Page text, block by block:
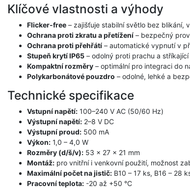
Klíčové vlastnosti a výhody
Flicker-free – zajišťuje stabilní světlo bez blikání,
Ochrana proti zkratu a přetížení – bezpečný
Ochrana proti přehřátí – automatické vypnutí v
Stupeň krytí IP65 – odolný proti prachu a
Kompaktní rozměry – optimální pro integraci do
Polykarbonátové pouzdro – odolné, lehké a
Technické specifikace
Vstupní napětí: 100–240 V AC (50/60 Hz)
Výstupní napětí: 2–8 V DC
Výstupní proud: 500 mA
Výkon: 1,0 – 4,0 W
Rozměry (d/š/v): 53 × 27 × 21 mm
Montáž: pro vnitřní i venkovní použití, možnost
Maximální počet na jistič: B10 – 17 ks, B16 – 28
Pracovní teplota: -20 až +50 °C